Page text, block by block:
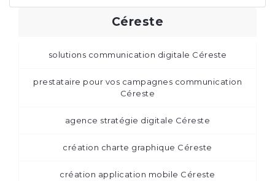
Céreste
solutions communication digitale Céreste
prestataire pour vos campagnes communication
Céreste
agence stratégie digitale Céreste
création charte graphique Céreste
création application mobile Céreste